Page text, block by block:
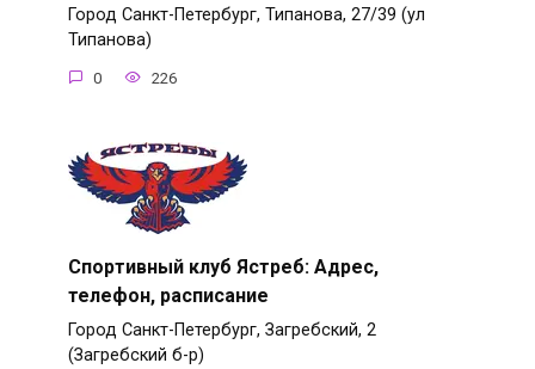
Город Санкт-Петербург, Типанова, 27/39 (ул
Типанова)
0 226
Спортивный клуб Ястреб: Адрес,
телефон, расписание
Город Санкт-Петербург, Загребский, 2
(Загребский б-р)